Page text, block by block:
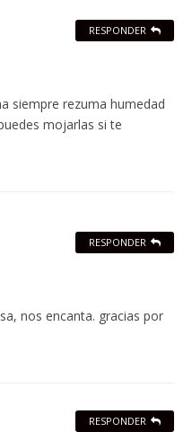
siempre rezuma humedad
mojarlas si te
RESPONDER
nos encanta. gracias por
RESPONDER
RESPONDER